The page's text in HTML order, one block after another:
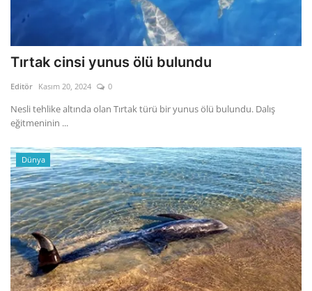
Tırtak cinsi yunus ölü bulundu
Editör Kasım 20, 2024 0
Nesli tehlike altında olan Tırtak türü bir yunus ölü bulundu. Dalış
eğitmeninin ...
Dünya